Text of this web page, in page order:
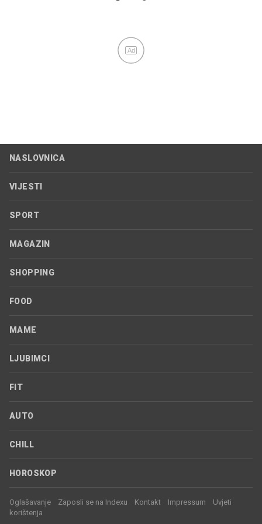
Ad
NASLOVNICA
VIJESTI
SPORT
MAGAZIN
SHOPPING
FOOD
MAME
LJUBIMCI
FIT
AUTO
CHILL
HOROSKOP
Oglašavanje Zaposli se na Indexu Kontakt Impressum
Uvjeti
korištenja